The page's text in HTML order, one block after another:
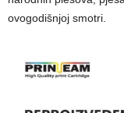
ovogodišnjoj smotri.